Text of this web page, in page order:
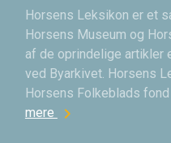
Horsens Leksikon er et
Horsens Museum og
af de oprindelige artikler
ved Byarkivet. Horsens
Horsens Folkeblads
mere chevron_right